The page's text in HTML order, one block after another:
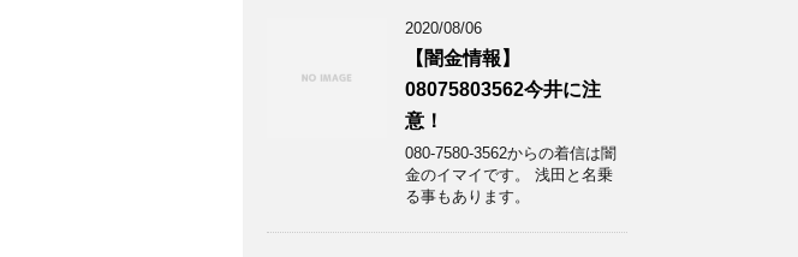
2020/08/06
【闇金情報】
08075803562今井に注
意！
080-7580-3562からの着信は闇
金のイマイです。 浅田と名乗
る事もあります。